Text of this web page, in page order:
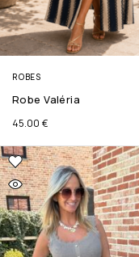
ROBES
Robe Valéria
45.00 €